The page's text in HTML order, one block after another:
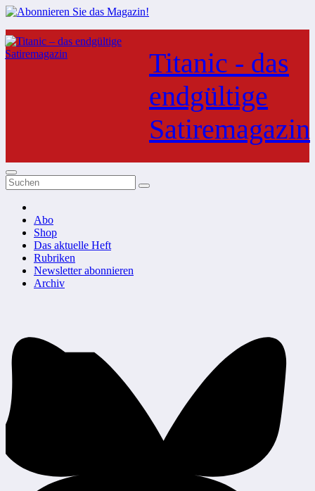
Zum
Inhalt
springen
Titanic - das
endgültige
Satiremagazin
Abo
Shop
Das aktuelle Heft
Rubriken
Newsletter abonnieren
Archiv